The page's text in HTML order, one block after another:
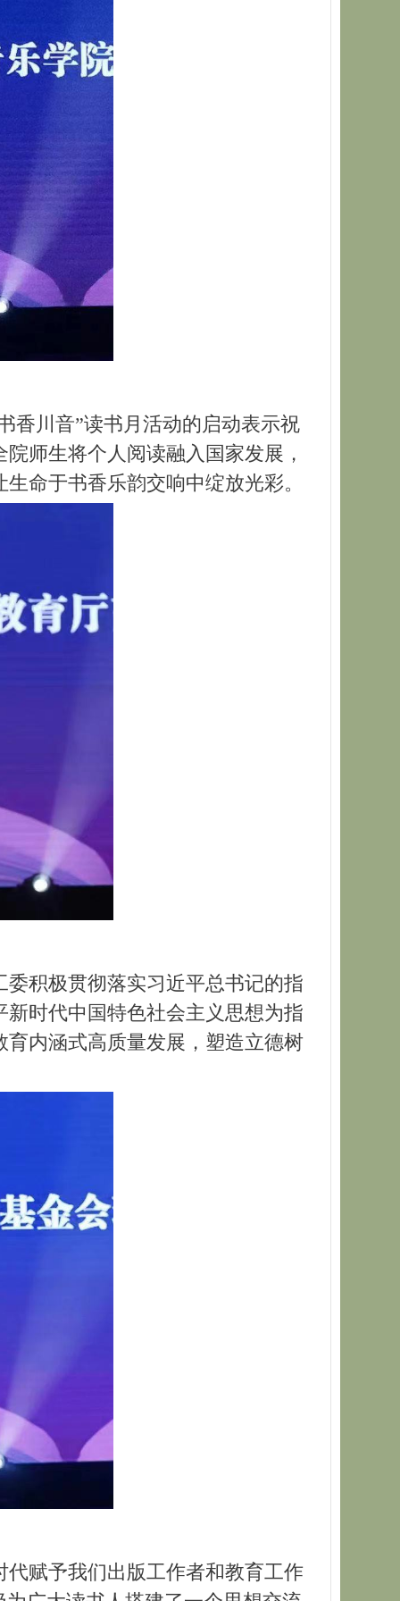
香川音”读书月活动的启动表示祝
师生将个人阅读融入国家发展，
命于书香乐韵交响中绽放光彩。
积极贯彻落实习近平总书记的指
时代中国特色社会主义思想为指
内涵式高质量发展，塑造立德树
赋予我们出版工作者和教育工作